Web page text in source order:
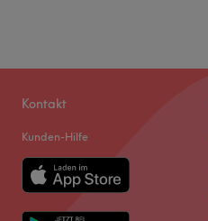
Kontakt
Kunden-Hilfe